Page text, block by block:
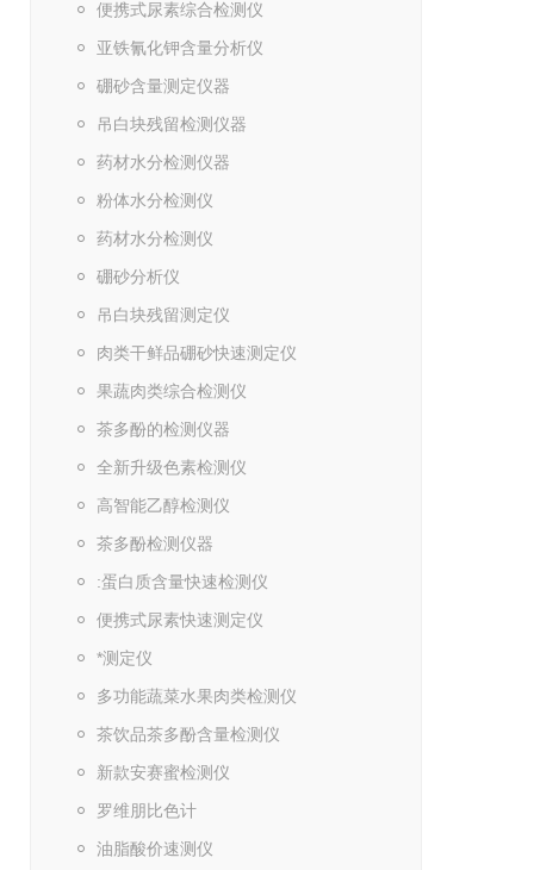
便携式尿素综合检测仪
亚铁氰化钾含量分析仪
硼砂含量测定仪器
吊白块残留检测仪器
药材水分检测仪器
粉体水分检测仪
药材水分检测仪
硼砂分析仪
吊白块残留测定仪
肉类干鲜品硼砂快速测定仪
果蔬肉类综合检测仪
茶多酚的检测仪器
全新升级色素检测仪
高智能乙醇检测仪
茶多酚检测仪器
:蛋白质含量快速检测仪
便携式尿素快速测定仪
*测定仪
多功能蔬菜水果肉类检测仪
茶饮品茶多酚含量检测仪
新款安赛蜜检测仪
罗维朋比色计
油脂酸价速测仪